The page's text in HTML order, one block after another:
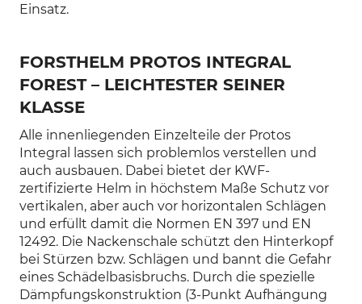
Einsatz.
FORSTHELM PROTOS INTEGRAL
FOREST – LEICHTESTER SEINER
KLASSE
Alle innenliegenden Einzelteile der Protos
Integral lassen sich problemlos verstellen und
auch ausbauen. Dabei bietet der KWF-
zertifizierte Helm in höchstem Maße Schutz vor
vertikalen, aber auch vor horizontalen Schlägen
und erfüllt damit die Normen EN 397 und EN
12492. Die Nackenschale schützt den Hinterkopf
bei Stürzen bzw. Schlägen und bannt die Gefahr
eines Schädelbasisbruchs. Durch die spezielle
Dämpfungskonstruktion (3-Punkt Aufhängung